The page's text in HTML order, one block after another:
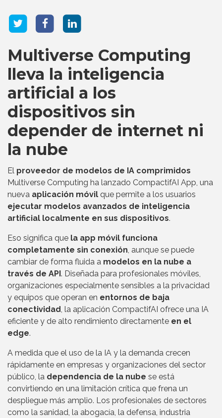
Multiverse Computing
lleva la inteligencia
artificial a los
dispositivos sin
depender de internet ni
la nube
El proveedor de modelos de IA comprimidos
Multiverse Computing ha lanzado CompactifAI App, una
nueva aplicación móvil que permite a los usuarios
ejecutar modelos avanzados de inteligencia
artificial localmente en sus dispositivos.
Eso significa que la app móvil funciona
completamente sin conexión, aunque se puede
cambiar de forma fluida a modelos en la nube a
través de API . Diseñada para profesionales móviles,
organizaciones especialmente sensibles a la privacidad
y equipos que operan en entornos de baja
conectividad, la aplicación CompactifAI ofrece una IA
eficiente y de alto rendimiento directamente en el
edge.
A medida que el uso de la IA y la demanda crecen
rápidamente en empresas y organizaciones del sector
público, la dependencia de la nube se está
convirtiendo en una limitación crítica que frena un
despliegue más amplio. Los profesionales de sectores
como la sanidad, la abogacía, la defensa, industria